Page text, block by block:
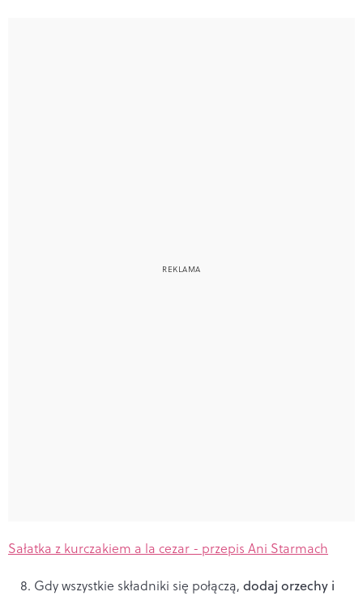
Sałatka z kurczakiem a la cezar - przepis Ani Starmach
Gdy wszystkie składniki się połączą, dodaj orzechy i